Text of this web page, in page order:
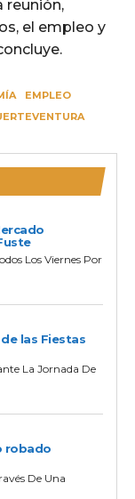
reunión,
el empleo y
EMPLEO
Los Viernes Por
las Fiestas
La Jornada De
robado
De Una